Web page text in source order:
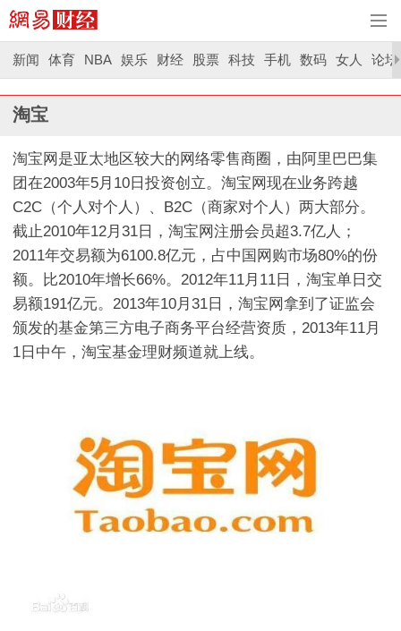
新闻 体育 NBA 娱乐 财经 股票 科技 手机 数码 女人 论坛
淘宝
淘宝网是亚太地区较大的网络零售商圈，由阿里巴巴集
团在2003年5月10日投资创立。淘宝网现在业务跨越
C2C（个人对个人）、B2C（商家对个人）两大部分。
截止2010年12月31日，淘宝网注册会员超3.7亿人；
2011年交易额为6100.8亿元，占中国网购市场80%的份
额。比2010年增长66%。2012年11月11日，淘宝单日交
易额191亿元。2013年10月31日，淘宝网拿到了证监会
颁发的基金第三方电子商务平台经营资质，2013年11月
1日中午，淘宝基金理财频道就上线。